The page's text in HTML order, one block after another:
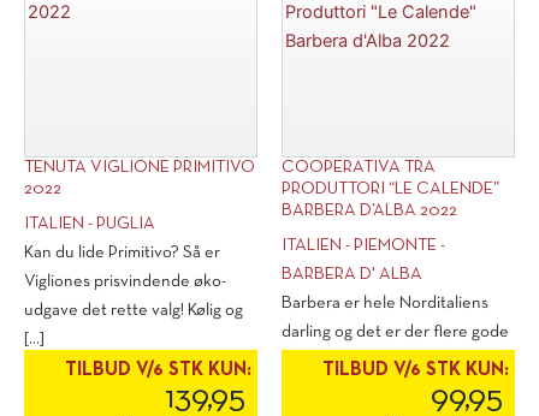
Use"
TENUTA VIGLIONE PRIMITIVO
2022
ITALIEN - PUGLIA
Kan du lide Primitivo? Så er
Vigliones prisvindende øko-
udgave det rette valg! Kølig og
[...]
TILBUD V/6 STK KUN:
139,95
COOPERATIVA TRA
PRODUTTORI “LE CALENDE”
BARBERA D’ALBA 2022
ITALIEN - PIEMONTE -
BARBERA D' ALBA
Barbera er hele Norditaliens
darling og det er der flere gode
grunde til. Det er for det [...]
TILBUD V/6 STK KUN:
99,95